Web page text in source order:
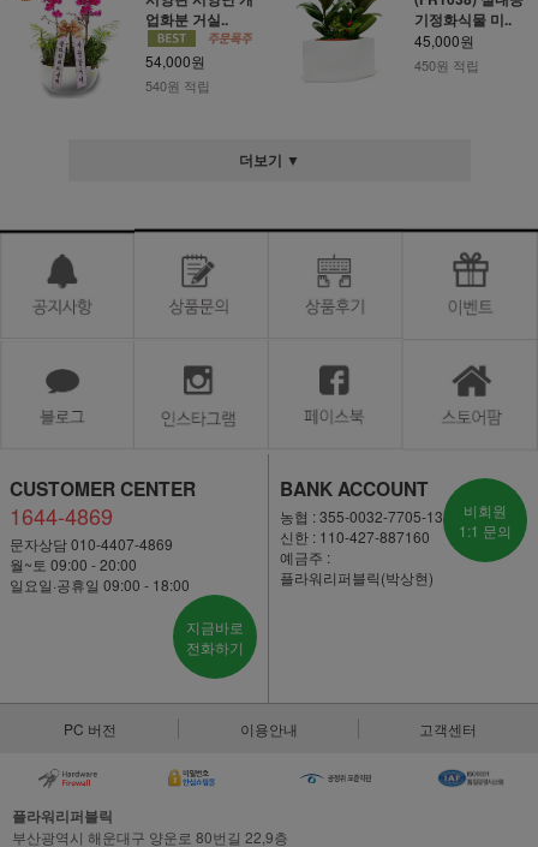
업화분 거실..
54,000원
540원 적립
기정화식물 미..
45,000원
450원 적립
더보기 ▼
CUSTOMER CENTER
1644-4869
문자상담 010-4407-4869
월~토 09:00 - 20:00
일요일·공휴일 09:00 - 18:00
지금바로
전화하기
BANK ACCOUNT
농협 : 355-0032-7705-13
신한 : 110-427-887160
예금주 :
플라워리퍼블릭(박상현)
비회원
1:1 문의
PC 버전 이용안내 고객센터
플라워리퍼블릭
부산광역시 해운대구 양운로 80번길 22,9층